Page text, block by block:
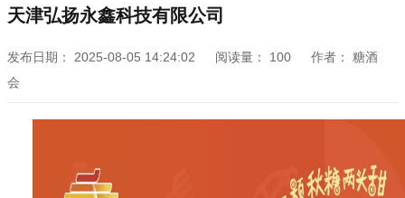
天津弘扬永鑫科技有限公司
发布日期： 2025-08-05 14:24:02 阅读量： 100 作者：
糖酒
会